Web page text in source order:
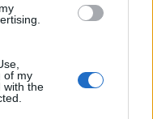
of my
with the
inspirálódik. A
és a beálltások
a paradicsom,
A kép világ
született,